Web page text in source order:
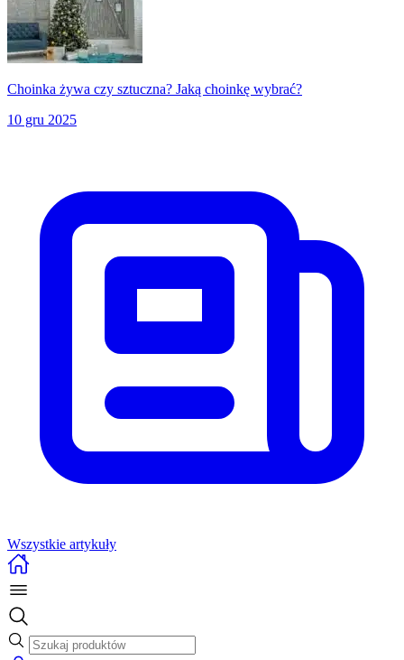
Choinka żywa czy sztuczna? Jaką choinkę wybrać?
10 gru 2025
Wszystkie artykuły